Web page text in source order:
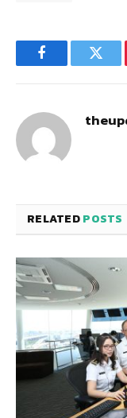
Facebook
RELATEDPOSTS